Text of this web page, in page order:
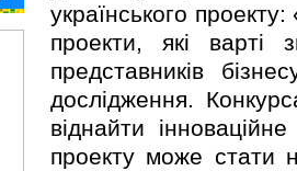
українського
проекти, які варті
представників
дослідження.
віднайти
проекту може стати